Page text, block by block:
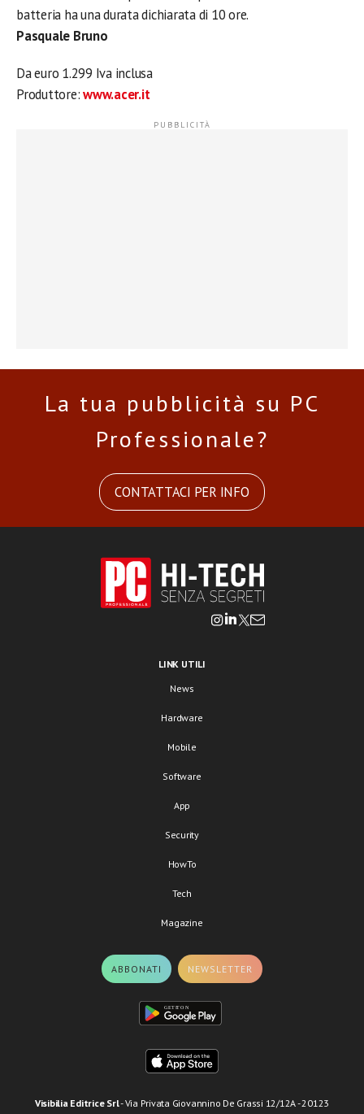
batteria ha una durata dichiarata di 10 ore.
Pasquale Bruno
Da euro 1.299 Iva inclusa
Produttore:www.acer.it
La tua pubblicità su PC
Professionale?
CONTATTACI PER INFO
LINK UTILI
News
Hardware
Mobile
Software
App
Security
HowTo
Tech
Magazine
ABBONATI NEWSLETTER
Visibilia Editrice Srl- Via Privata Giovannino De Grassi 12/12A - 20123